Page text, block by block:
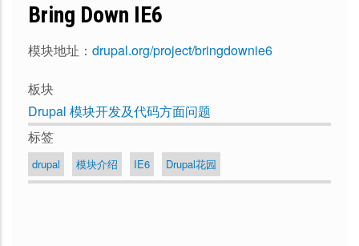
Bring Down IE6
模块地址： drupal.org/project/bringdownie6
板块
Drupal 模块开发及代码方面问题
标签
drupal 模块介绍 IE6 Drupal花园